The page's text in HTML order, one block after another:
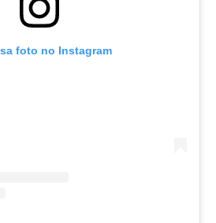
foto no Instagram